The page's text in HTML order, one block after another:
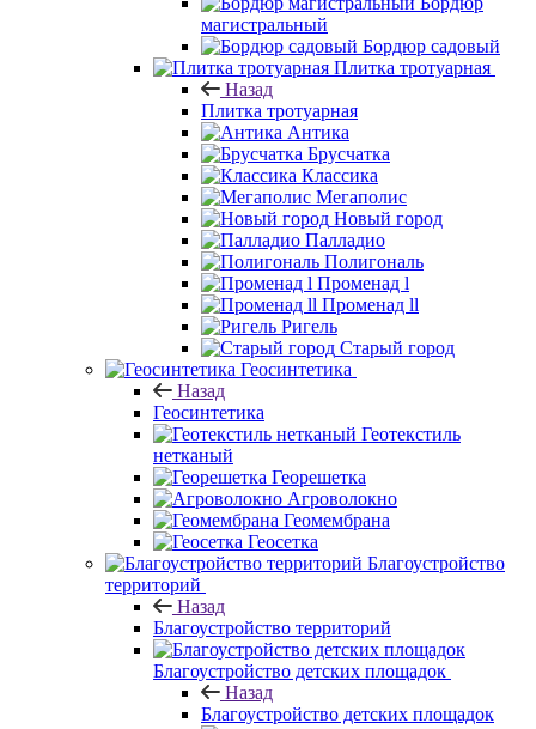
магистральный
Бордюр садовый
Плитка тротуарная
Назад
Плитка тротуарная
Антика
Брусчатка
Классика
Мегаполис
Новый город
Палладио
Полигональ
Променад l
Променад ll
Ригель
Старый город
Геосинтетика
Назад
Геосинтетика
Геотекстиль
нетканый
Георешетка
Агроволокно
Геомембрана
Геосетка
Благоустройство
территорий
Назад
Благоустройство территорий
Благоустройство детских площадок
Назад
Благоустройство детских площадок